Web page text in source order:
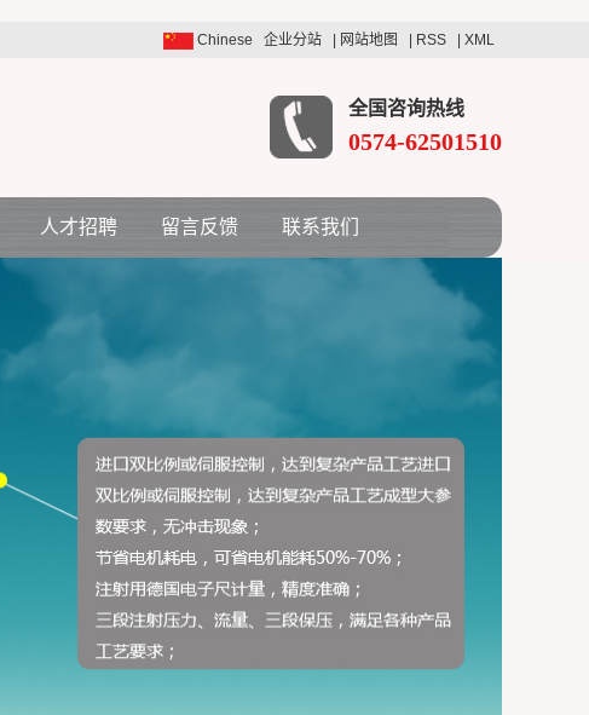
Chinese 企业分站 网站地图 RSS XML
全国咨询热线
0574-62501510
人才招聘 留言反馈 联系我们